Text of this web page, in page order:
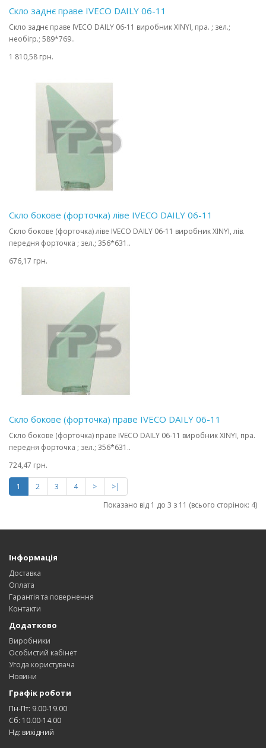
Скло заднє праве IVECO DAILY 06-11
Скло заднє праве IVECO DAILY 06-11 виробник XINYI, пра. ; зел.;
необігр.; 589*769..
1 810,58 грн.
Скло бокове (форточка) ліве IVECO DAILY 06-11
Скло бокове (форточка) ліве IVECO DAILY 06-11 виробник XINYI, лів.
передня форточка ; зел.; 356*631..
676,17 грн.
Скло бокове (форточка) праве IVECO DAILY 06-11
Скло бокове (форточка) праве IVECO DAILY 06-11 виробник XINYI, пра.
передня форточка ; зел.; 356*631..
724,47 грн.
1 2 3 4 >
>|
Показано від 1 до 3 з 11 (всього сторінок: 4)
Інформація
Доставка
Оплата
Гарантія та повернення
Контакти
Додатково
Виробники
Особистий кабінет
Угода користувача
Новини
Графік роботи
Пн-Пт: 9.00-19.00
Сб: 10.00-14.00
Нд: вихідний